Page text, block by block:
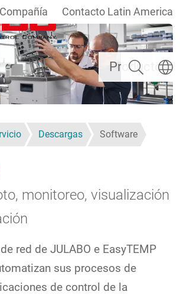
Productos
Compañía Contacto Latin America
Buscar
Descargas Software
monitoreo, visualización
red de JULABO e EasyTEMP
sus procesos de
de control de la